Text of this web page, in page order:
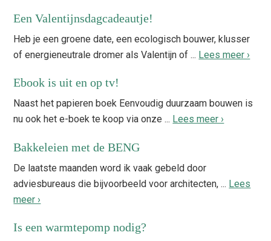
Een Valentijnsdagcadeautje!
Heb je een groene date, een ecologisch bouwer, klusser
of energieneutrale dromer als Valentijn of ... Lees meer ›
Ebook is uit en op tv!
Naast het papieren boek Eenvoudig duurzaam bouwen is
nu ook het e-boek te koop via onze ... Lees meer ›
Bakkeleien met de BENG
De laatste maanden word ik vaak gebeld door
adviesbureaus die bijvoorbeeld voor architecten, ... Lees
meer ›
Is een warmtepomp nodig?